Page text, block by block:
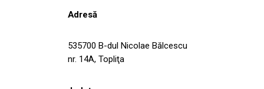
Adresă
535700 B-dul Nicolae Bălcescu
nr. 14A, Topliţa